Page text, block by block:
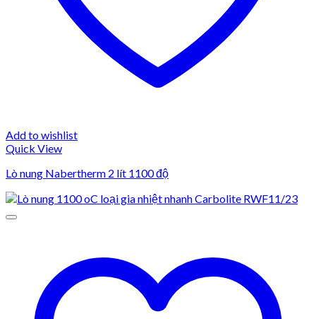
Add to wishlist
Quick View
Lò nung Nabertherm 2 lít 1100 độ